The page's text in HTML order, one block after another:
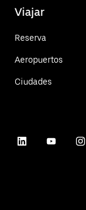
Viajar
Reserva
Aeropuertos
Ciudades